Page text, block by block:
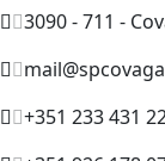
3090 - 711 -
+351 233 431